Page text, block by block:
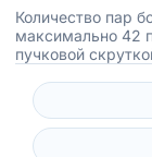
Количество пар
максимально 42
пучковой